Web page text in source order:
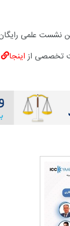
نشست علمی
تخصصی ازاینجا
0